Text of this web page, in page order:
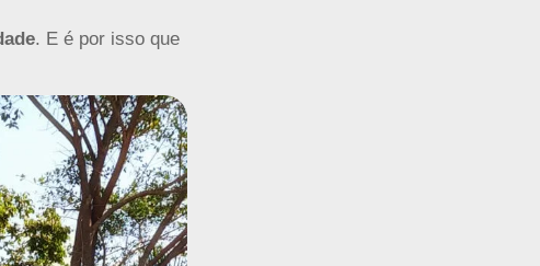
. E é por isso que